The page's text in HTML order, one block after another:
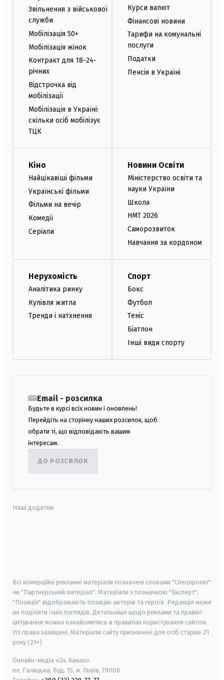
Звільнення з військової
служби
Мобілізація 50+
Мобілізація жінок
Контракт для 18-24-
річних
Відстрочка від
мобілізації
Мобілізація в Україні:
скільки осіб мобілізує
ТЦК
Курси валют
Фінансові новини
Тарифи на комунальні
послуги
Податки
Пенсія в Україні
Кіно
Найцікавіші фільми
Українські фільми
Фільми на вечір
Комедії
Серіали
Новини Освіти
Міністерство освіти та
науки України
Школа
НМТ 2026
Саморозвиток
Навчання за кордоном
Нерухомість
Аналітика ринку
Купівля житла
Тренди і натхнення
Спорт
Бокс
Футбол
Теніс
Біатлон
Інші види спорту
Email - розсилка
Будьте в курсі всіх новин і оновлень!
Перейдіть на сторінку наших розсилок, щоб
обрати ті, що відповідають вашим
інтересам.
ДО РОЗСИЛОК
Наші додатки:
Всі комерційні рекламні матеріали позначені словами "Спецпроєкт"
чи "Партнерський матеріал". Матеріали з позначкою "Експерт",
"Позиція" відображають позицію авторів та героїв. Редакція може
не поділяти їхніх поглядів. Детальніше щодо реклами та правил
цитування можна ознайомитись в правилах користування сайтом.
Усі права захищені. Матеріали сайту призначені для осіб старше 21
року (21+)
Онлайн-медіа «24 Канал»
пл. Галицька, буд. 15, м. Львів, 79008